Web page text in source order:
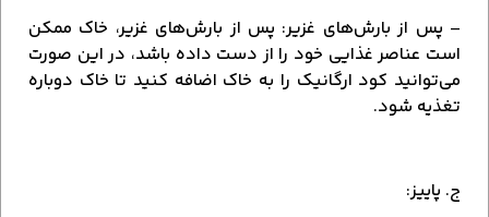
– پس از بارش‌های غزیر: پس از بارش‌های غزیر، خاک ممکن
است عناصر غذایی خود را از دست داده باشد، در این صورت
می‌توانید کود ارگانیک را به خاک اضافه کنید تا خاک دوباره
تغذیه شود.
ج. پاییز: